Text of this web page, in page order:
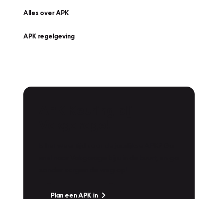
Alles over APK
APK regelgeving
Plan een APK in